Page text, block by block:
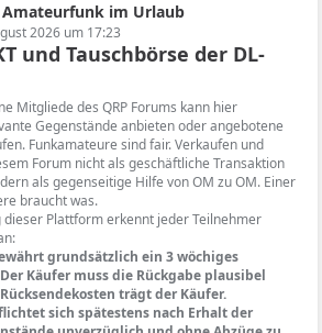
im Urlaub
2026 um 17:23
und Tauschbörse der DL-
Mitgliede des QRP Forums kann hier
Gegenstände anbieten oder angebotene
Funkamateure sind fair. Verkaufen und
Forum nicht als geschäftliche Transaktion
als gegenseitige Hilfe von OM zu OM. Einer
braucht was.
dieser Plattform erkennt jeder Teilnehmer
grundsätzlich ein 3 wöchiges
Käufer muss die Rückgabe plausibel
trägt der Käufer.
sich spätestens nach Erhalt der